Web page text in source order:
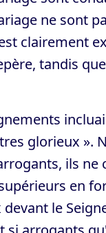
ne sont
clairement
tandis
glorieux ».
ils
en
le